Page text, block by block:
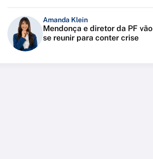
Amanda Klein
Mendonça e diretor da PF vão
se reunir para conter crise